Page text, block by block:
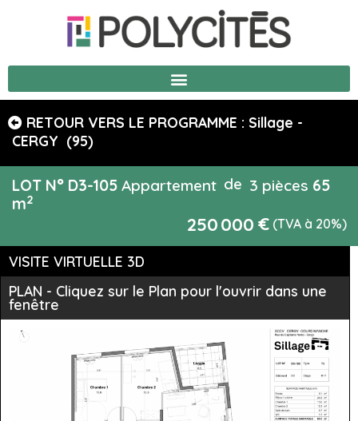
RETOUR VERS LE PROGRAMME : Sillage -
CERGY (95)
LOT N° D3-105 Appartement de 3 pièces 65
m2
250 000 € (TVA à 20%)
VISITE VIRTUELLE 3D
PLAN - Cliquez sur le Plan pour l'ouvrir dans une
fenêtre